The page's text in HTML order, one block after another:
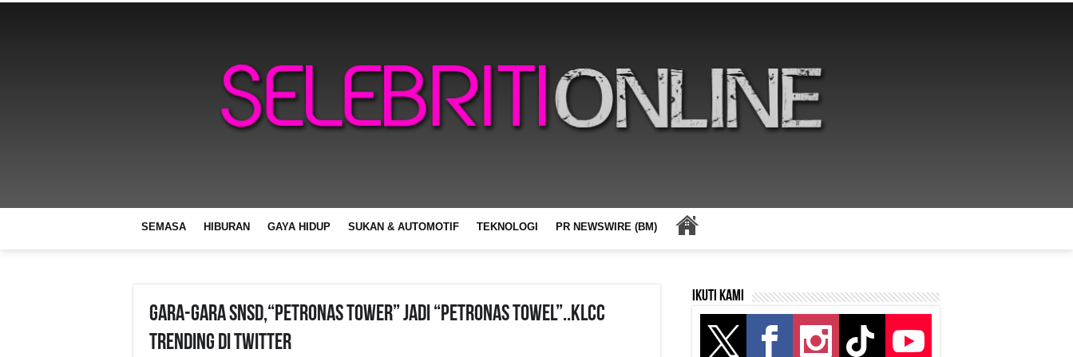
SEMASA HIBURAN GAYA HIDUP SUKAN & AUTOMOTIF TEKNOLOGI PR NEWSWIRE (BM)
Gara-Gara SNSD,“Petronas Tower” jadi “Petronas Towel”..KLCC
Trending di Twitter
Ikuti kami